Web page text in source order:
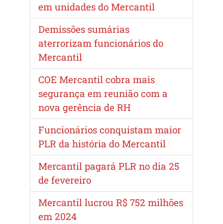
em unidades do Mercantil
Demissões sumárias
aterrorizam funcionários do
Mercantil
COE Mercantil cobra mais
segurança em reunião com a
nova gerência de RH
Funcionários conquistam maior
PLR da história do Mercantil
Mercantil pagará PLR no dia 25
de fevereiro
Mercantil lucrou R$ 752 milhões
em 2024